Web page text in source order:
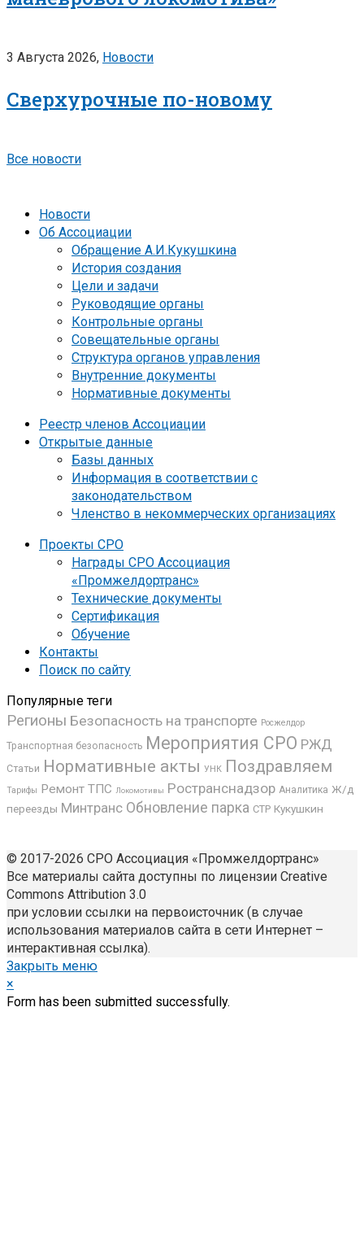
3 Августа 2026, Новости
Сверхурочные по-новому
Все новости
Новости
Об Ассоциации
Обращение А.И.Кукушкина
История создания
Цели и задачи
Руководящие органы
Контрольные органы
Совещательные органы
Структура органов управления
Внутренние документы
Нормативные документы
Реестр членов Ассоциации
Открытые данные
Базы данных
Информация в соответствии с
законодательством
Членство в некоммерческих организациях
Проекты СРО
Награды СРО Ассоциация
«Промжелдортранс»
Технические документы
Сертификация
Обучение
Контакты
Поиск по сайту
Популярные теги
Регионы Безопасность на транспорте Росжелдор
Транспортная безопасность Мероприятия СРО РЖД
Статьи Нормативные акты УНК Поздравляем
Тарифы Ремонт ТПС Локомотивы Ространснадзор Аналитика Ж/д
переезды Минтранс Обновление парка СТР Кукушкин
© 2017-2026 СРО Ассоциация «Промжелдортранс»
Все материалы сайта доступны по лицензии Creative
Commons Attribution 3.0
при условии ссылки на первоисточник (в случае
использования материалов сайта в сети Интернет –
интерактивная ссылка).
Закрыть меню
×
Form has been submitted successfully.